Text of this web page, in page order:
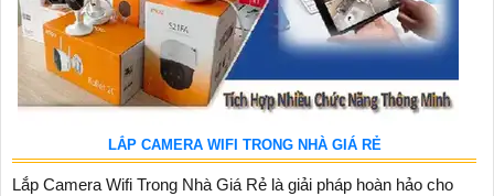
LẮP CAMERA WIFI TRONG NHÀ GIÁ RẺ
Lắp Camera Wifi Trong Nhà Giá Rẻ là giải pháp hoàn hảo cho